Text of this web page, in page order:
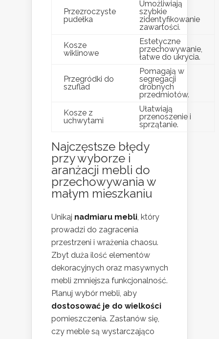
Przezroczyste
pudełka
Umożliwiają
szybkie
zidentyfikowanie
zawartości.
Kosze
wiklinowe
Estetyczne
przechowywanie,
łatwe do ukrycia.
Przegródki do
szuflad
Pomagają w
segregacji
drobnych
przedmiotów.
Kosze z
uchwytami
Ułatwiają
przenoszenie i
sprzątanie.
Najczęstsze błędy
przy wyborze i
aranżacji mebli do
przechowywania w
małym mieszkaniu
Unikaj nadmiaru mebli, który
prowadzi do zagracenia
przestrzeni i wrażenia chaosu.
Zbyt duża ilość elementów
dekoracyjnych oraz masywnych
mebli zmniejsza funkcjonalność.
Planuj wybór mebli, aby
dostosować je do wielkości
pomieszczenia. Zastanów się,
czy meble są wystarczająco